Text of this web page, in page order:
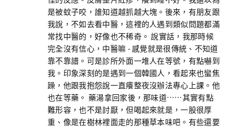
是被蚊子咬，誰知道越抓越大塊。後來，有朋友跟
我說，不如去看中醫，這裡的人遇到類似問題都滿
常找中醫的，好像也不稀奇。 說實話，我那時候
完全沒有信心，中醫嘛 - 感覺就是很傳統、不知道
靠不靠譜。可是診所外面一堆人在等號，有點嚇到
我。印象深刻的是遇到一個韓國人，看起來也蠻焦
躁，他跟我抱怨說一直癢整夜沒辦法專心上課。他
也在等藥。 藥湯拿回家後，那味道……其實有點
難形容，也不是討厭，但喝起來就是，一股很厚
重、像是在樹林裡面走的那種草本味吧。有些還要